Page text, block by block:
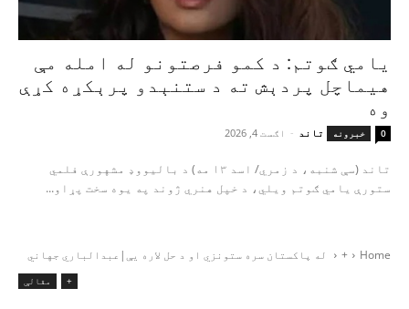
یامي ګوتم: د کمو فرصتونو له امله مې
هیماچل پردېش ته د ستنېدو پرېکړه کړې
وه
خبرونه تاند - اګست 4, 2026 0
تاند (سې شنبه، د زمري/ اسد ۱۳ مه) د بالیووډ مشهورې فلمي
ستورې یامي ګوتم ویلي، د خپل هنري ژوند په یوه سخت پړاو...